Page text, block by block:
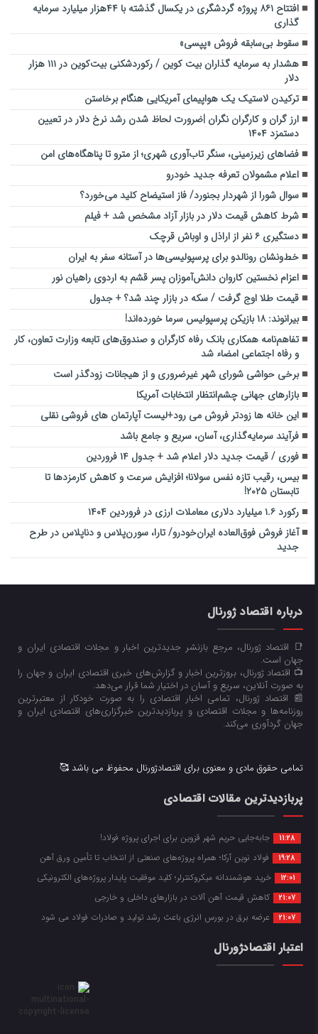
افتتاح ۸۶۱ پروژه گردشگری در یکسال گذشته با ۴۴هزار میلیارد سرمایه
گذاری
سقوط بی‌سابقه فروش «پپسی»
هشدار به سرمایه گذاران بیت کوین / رکوردشکنی بیت‌کوین در ۱۱۱ هزار
دلار
ترکیدن لاستیک یک هواپیمای آمریکایی هنگام برخاستن
ارز گران و کارگران نگران |ضرورت لحاظ شدن رشد نرخ دلار در تعیین
دستمزد ۱۴۰۴
فضاهای زیرزمینی، سنگر تاب‌آوری شهری؛ از مترو تا پناهگاه‌های امن
اعلام مشمولان تعرفه جدید خودرو
سوال شورا از شهردار بجنورد/ فاز استیضاح کلید می‌خورد؟
شرط کاهش قیمت دلار در بازار آزاد مشخص شد + فیلم
دستگیری ۶ نفر از اراذل و اوباش قرچک
خط‌ونشان رونالدو برای پرسپولیسی‌ها در آستانه سفر به ایران
اعزام نخستین کاروان دانش‌آموزان پسر قشم به اردوی راهیان نور
قیمت طلا اوج گرفت / سکه در بازار چند شد؟ + جدول
بیرانوند: ۱۸ بازیکن پرسپولیس سرما خورده‌اند!
تفاهم‌نامه همکاری بانک رفاه کارگران و صندوق‌های تابعه وزارت تعاون، کار
و رفاه اجتماعی امضاء شد
برخی حواشی شورای شهر غیرضروری و از هیجانات زودگذر است
بازارهای جهانی چشم‌انتظار انتخابات آمریکا
این خانه ها زودتر فروش می رود+لیست آپارتمان های فروشی نقلی
فرآیند سرمایه‌گذاری، آسان، سریع و جامع باشد
فوری / قیمت جدید دلار اعلام شد + جدول ۱۴ فروردین
بیس، رقیب تازه نفس سولانا؛ افزایش سرعت و کاهش کارمزدها تا
تابستان ۲۰۲۵!
رکورد ۱.۶ میلیارد دلاری معاملات ارزی در فروردین ۱۴۰۴
آغاز فروش فوق‌العاده ایران‌خودرو/ تارا، سورن‌پلاس و دناپلاس در طرح
جدید
درباره اقتصاد ژورنال
📑 اقتصاد ژورنال، مرجع بازنشر جدیدترین اخبار و مجلات اقتصادی ایران و
جهان است.
📺 اقتصاد ژورنال، بروزترین اخبار و گزارش‌های خبری اقتصادی ایران و جهان را
به صورت آنلاین، سریع و آسان در اختیار شما قرار می‌‌دهد.
📰 اقتصاد ژورنال، تمامی اخبار اقتصادی را به صورت خودکار از معتبرترین
روزنامه‌ها و مجلات اقتصادی و پربازدیدترین خبرگزاری‌های اقتصادی ایران و
جهان گردآوری می‌کند.
تمامی حقوق مادی و معنوی برای اقتصادژورنال محفوظ می باشد 🥰
پربازدیدترین مقالات اقتصادی
11:28 جابه‌جایی حریم شهر قزوین برای اجرای پروژه فولاد!
19:28 فولاد نوین آرکا؛ همراه پروژه‌های صنعتی از انتخاب تا تأمین ورق آهن
12:01 خرید هوشمندانه میکروکنترلر؛ کلید موفقیت پایدار پروژه‌های الکترونیکی
21:07 کاهش قیمت آهن آلات در بازارهای داخلی و خارجی
21:07 عرضه برق در بورس انرژی باعث رشد تولید و صادرات فولاد می شود
اعتبار اقتصادژورنال